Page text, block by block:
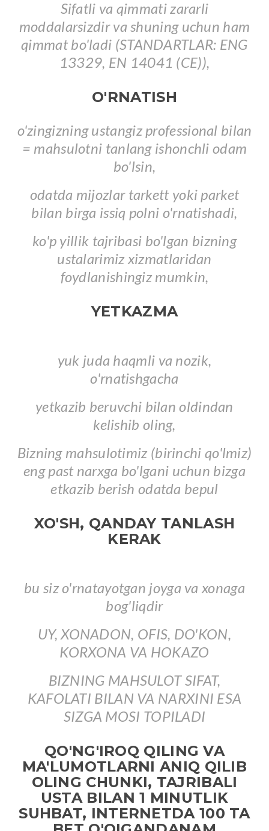
Sifatli va qimmati zararli
moddalarsizdir va shuning uchun ham
qimmat bo'ladi (STANDARTLAR: ENG
13329, EN 14041 (CE)),
O'RNATISH
o'zingizning ustangiz professional bilan
= mahsulotni tanlang ishonchli odam
bo'lsin,
odatda mijozlar tarkett yoki parket
bilan birga issiq polni o'rnatishadi,
ko'p yillik tajribasi bo'lgan bizning
ustalarimiz xizmatlaridan
foydlanishingiz mumkin,
YETKAZMA
yuk juda haqmli va nozik,
o'rnatishgacha
yetkazib beruvchi bilan oldindan
kelishib oling,
Bizning mahsulotimiz (birinchi qo'lmiz)
eng past narxga bo'lgani uchun bizga
etkazib berish odatda bepul
XO'SH, QANDAY TANLASH
KERAK
bu siz o'rnatayotgan joyga va xonaga
bog'liqdir
UY, XONADON, OFIS, DO'KON,
KORXONA VA HOKAZO
BIZNING MAHSULOT SIFAT,
KAFOLATI BILAN VA NARXINI ESA
SIZGA MOSI TOPILADI
QO'NG'IROQ QILING VA
MA'LUMOTLARNI ANIQ QILIB
OLING CHUNKI, TAJRIBALI
USTA BILAN 1 MINUTLIK
SUHBAT, INTERNETDA 100 TA